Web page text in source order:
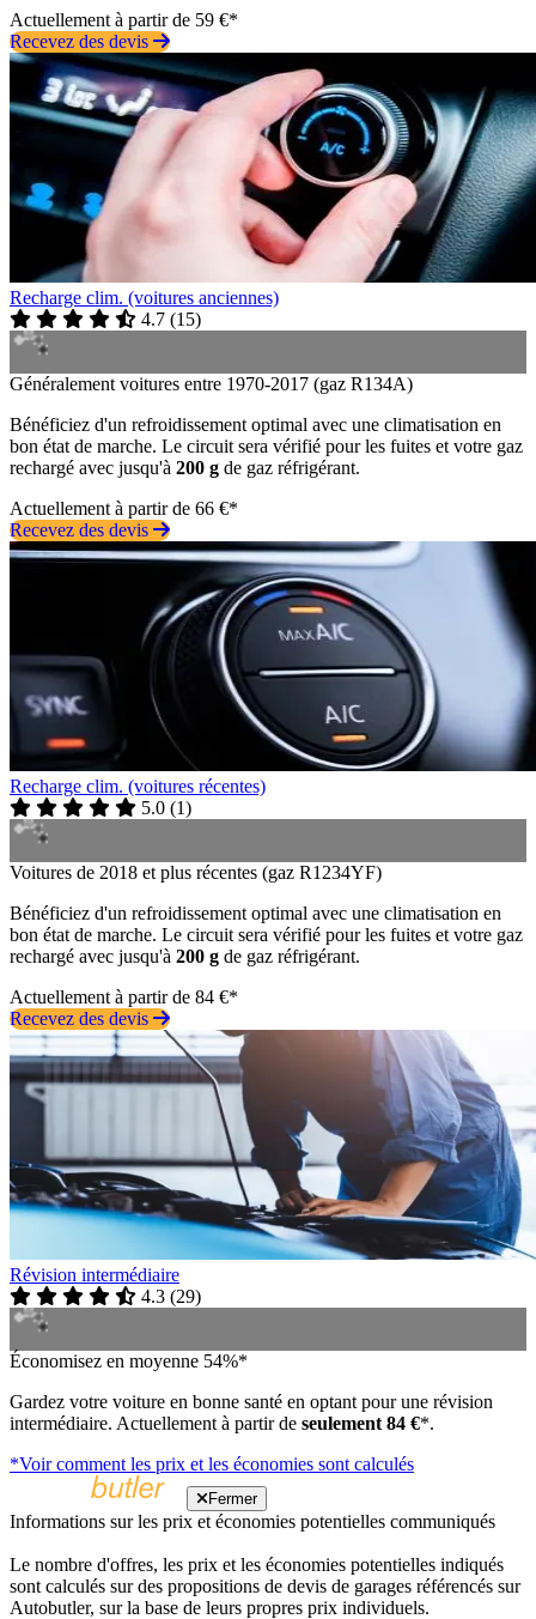
Actuellement à partir de 59 €*
Recevez des devis
Recharge clim. (voitures anciennes)
4.7 (15)
Généralement voitures entre 1970-2017 (gaz R134A)
Bénéficiez d'un refroidissement optimal avec une climatisation en
bon état de marche. Le circuit sera vérifié pour les fuites et votre gaz
rechargé avec jusqu'à 200 g de gaz réfrigérant.
Actuellement à partir de 66 €*
Recevez des devis
Recharge clim. (voitures récentes)
5.0 (1)
Voitures de 2018 et plus récentes (gaz R1234YF)
Bénéficiez d'un refroidissement optimal avec une climatisation en
bon état de marche. Le circuit sera vérifié pour les fuites et votre gaz
rechargé avec jusqu'à 200 g de gaz réfrigérant.
Actuellement à partir de 84 €*
Recevez des devis
Révision intermédiaire
4.3 (29)
Économisez en moyenne 54%*
Gardez votre voiture en bonne santé en optant pour une révision
intermédiaire. Actuellement à partir de seulement 84 €*.
*Voir comment les prix et les économies sont calculés
Fermer
Informations sur les prix et économies potentielles communiqués
Le nombre d'offres, les prix et les économies potentielles indiqués
sont calculés sur des propositions de devis de garages référencés sur
Autobutler, sur la base de leurs propres prix individuels.